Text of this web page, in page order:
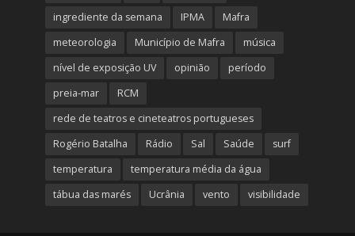
ingrediente da semana
IPMA
Mafra
meteorologia
Município de Mafra
música
nível de exposição UV
opinião
período
preia-mar
RCM
rede de teatros e cineteatros portugueses
Rogério Batalha
Rádio Sal Saúde
surf
temperatura
temperatura média da água
tábua das marés
Ucrânia vento visibilidade